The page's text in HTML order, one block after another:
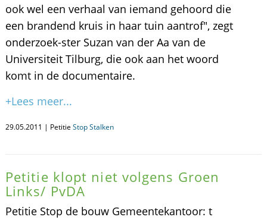
ook wel een verhaal van iemand gehoord die
een brandend kruis in haar tuin aantrof", zegt
onderzoek-ster Suzan van der Aa van de
Universiteit Tilburg, die ook aan het woord
komt in de documentaire.
+Lees meer...
29.05.2011 | Petitie Stop Stalken
Petitie klopt niet volgens Groen
Links/ PvDA
Petitie Stop de bouw Gemeentekantoor: t